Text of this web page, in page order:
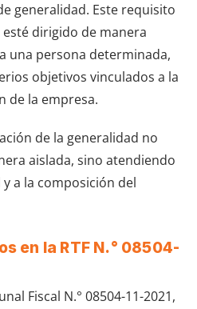
generalidad. Este requisito
dirigido de manera
una persona determinada,
objetivos vinculados a la
de la empresa.
de la generalidad no
aislada, sino atendiendo
a la composición del
en la RTF N.° 08504-
Fiscal N.° 08504-11-2021,